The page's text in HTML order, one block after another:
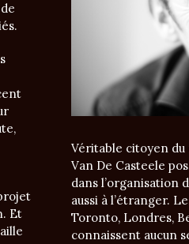
Et
Véritable citoyen du
Van De Casteele
dans l’organisation
aussi à l’étranger.
Toronto, Londres,
connaissent aucun